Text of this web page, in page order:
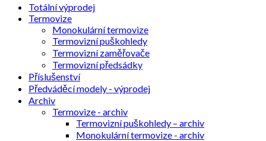
Totální výprodej
Termovize
Monokulární termovize
Termovizní puškohledy
Termovizní zaměřovače
Termovizní předsádky
Příslušenství
Předváděcí modely - výprodej
Archiv
Termovize - archiv
Termovizní puškohledy – archiv
Monokulární termovize - archiv